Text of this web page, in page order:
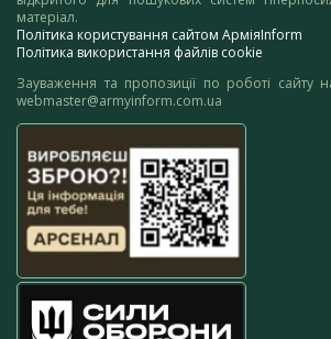
матеріал.
Політика користування сайтом АрміяInform
Політика використання файлів cookie
Зауваження та пропозиції по роботі сайту
webmaster@armyinform.com.ua